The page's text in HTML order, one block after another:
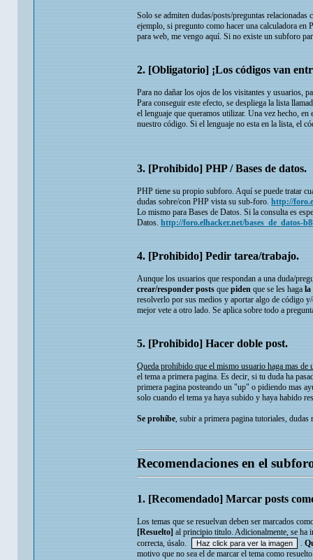
Solo se admiten dudas/posts/preguntas
ejemplo, si pregunto como hacer una calculadora en
para web, me vengo aquí. Si no existe un subforo
2. [Obligatorio] ¡Los códigos van
Para no dañar los ojos de los visitantes y usuarios,
Para conseguir este efecto, se despliega la lista
el lenguaje que queramos utilizar. Una vez hecho,
nuestro código. Si el lenguaje no esta en la lista, el
3. [Prohibido] PHP / Bases de datos.
PHP tiene su propio subforo. Aquí se puede tratar
dudas sobre/con PHP vista su sub-foro.http://
Lo mismo para Bases de Datos. Si la consulta es
Datos.http://foro.elhacker.net/bases_de_datos-
4. [Prohibido] Pedir tarea/trabajo.
Aunque los usuarios que respondan a una duda/
crear/responder postsquepidenque se les hagala
resolverlo por sus medios y aportar algo de código
mejor vete a otro lado. Se aplica sobre todo a
5. [Prohibido] Hacer doble post.
Queda prohibido que el mismo usuario haga mas
el tema a primera pagina. Es decir, si tu duda ha
primera pagina posteando un "up" o pidiendo mas
solo cuando el tema ya haya subido y haya habido
Se prohíbe, subir a primera pagina tutoriales, dudas
Recomendaciones en el
1. [Recomendado] Marcar posts
Los temas que se resuelvan deben ser marcados
[Resuelto]al principio titulo. Adicionalmente, se ha
correcta, úsalo.
.
motivo que no sea el de marcar el tema como